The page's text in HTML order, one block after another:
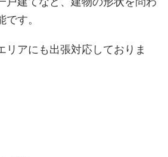
す。
リアにも出張対応しておりま